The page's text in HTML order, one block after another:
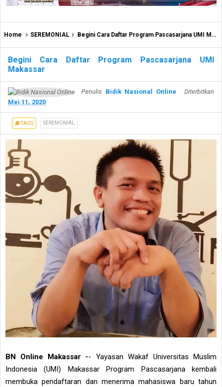
Home SEREMONIAL Begini Cara Daftar Program Pascasarjana UMI Makassar
Begini Cara Daftar Program Pascasarjana UMI
Makassar
Penulis Bidik Nasional Online
Diterbitkan
Mei 11, 2020
TAGS SEREMONIAL
BN Online Makassar -- Yayasan Wakaf Universitas Muslim
Indonesia (UMI) Makassar Program Pascasarjana kembali
membuka pendaftaran dan menerima mahasiswa baru tahun